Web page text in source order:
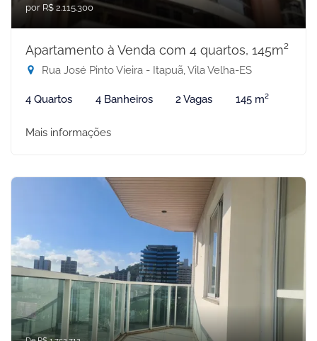
por R$ 2.115.300
Apartamento à Venda com 4 quartos, 145m²
Rua José Pinto Vieira - Itapuã, Vila Velha-ES
4 Quartos 4 Banheiros 2 Vagas 145 m²
Mais informações